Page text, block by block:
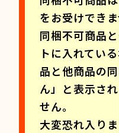
をお受けできま
同梱不可商品
トに入れてい
品と他商品の
ん」と表示さ
せん。
大変恐れ入り